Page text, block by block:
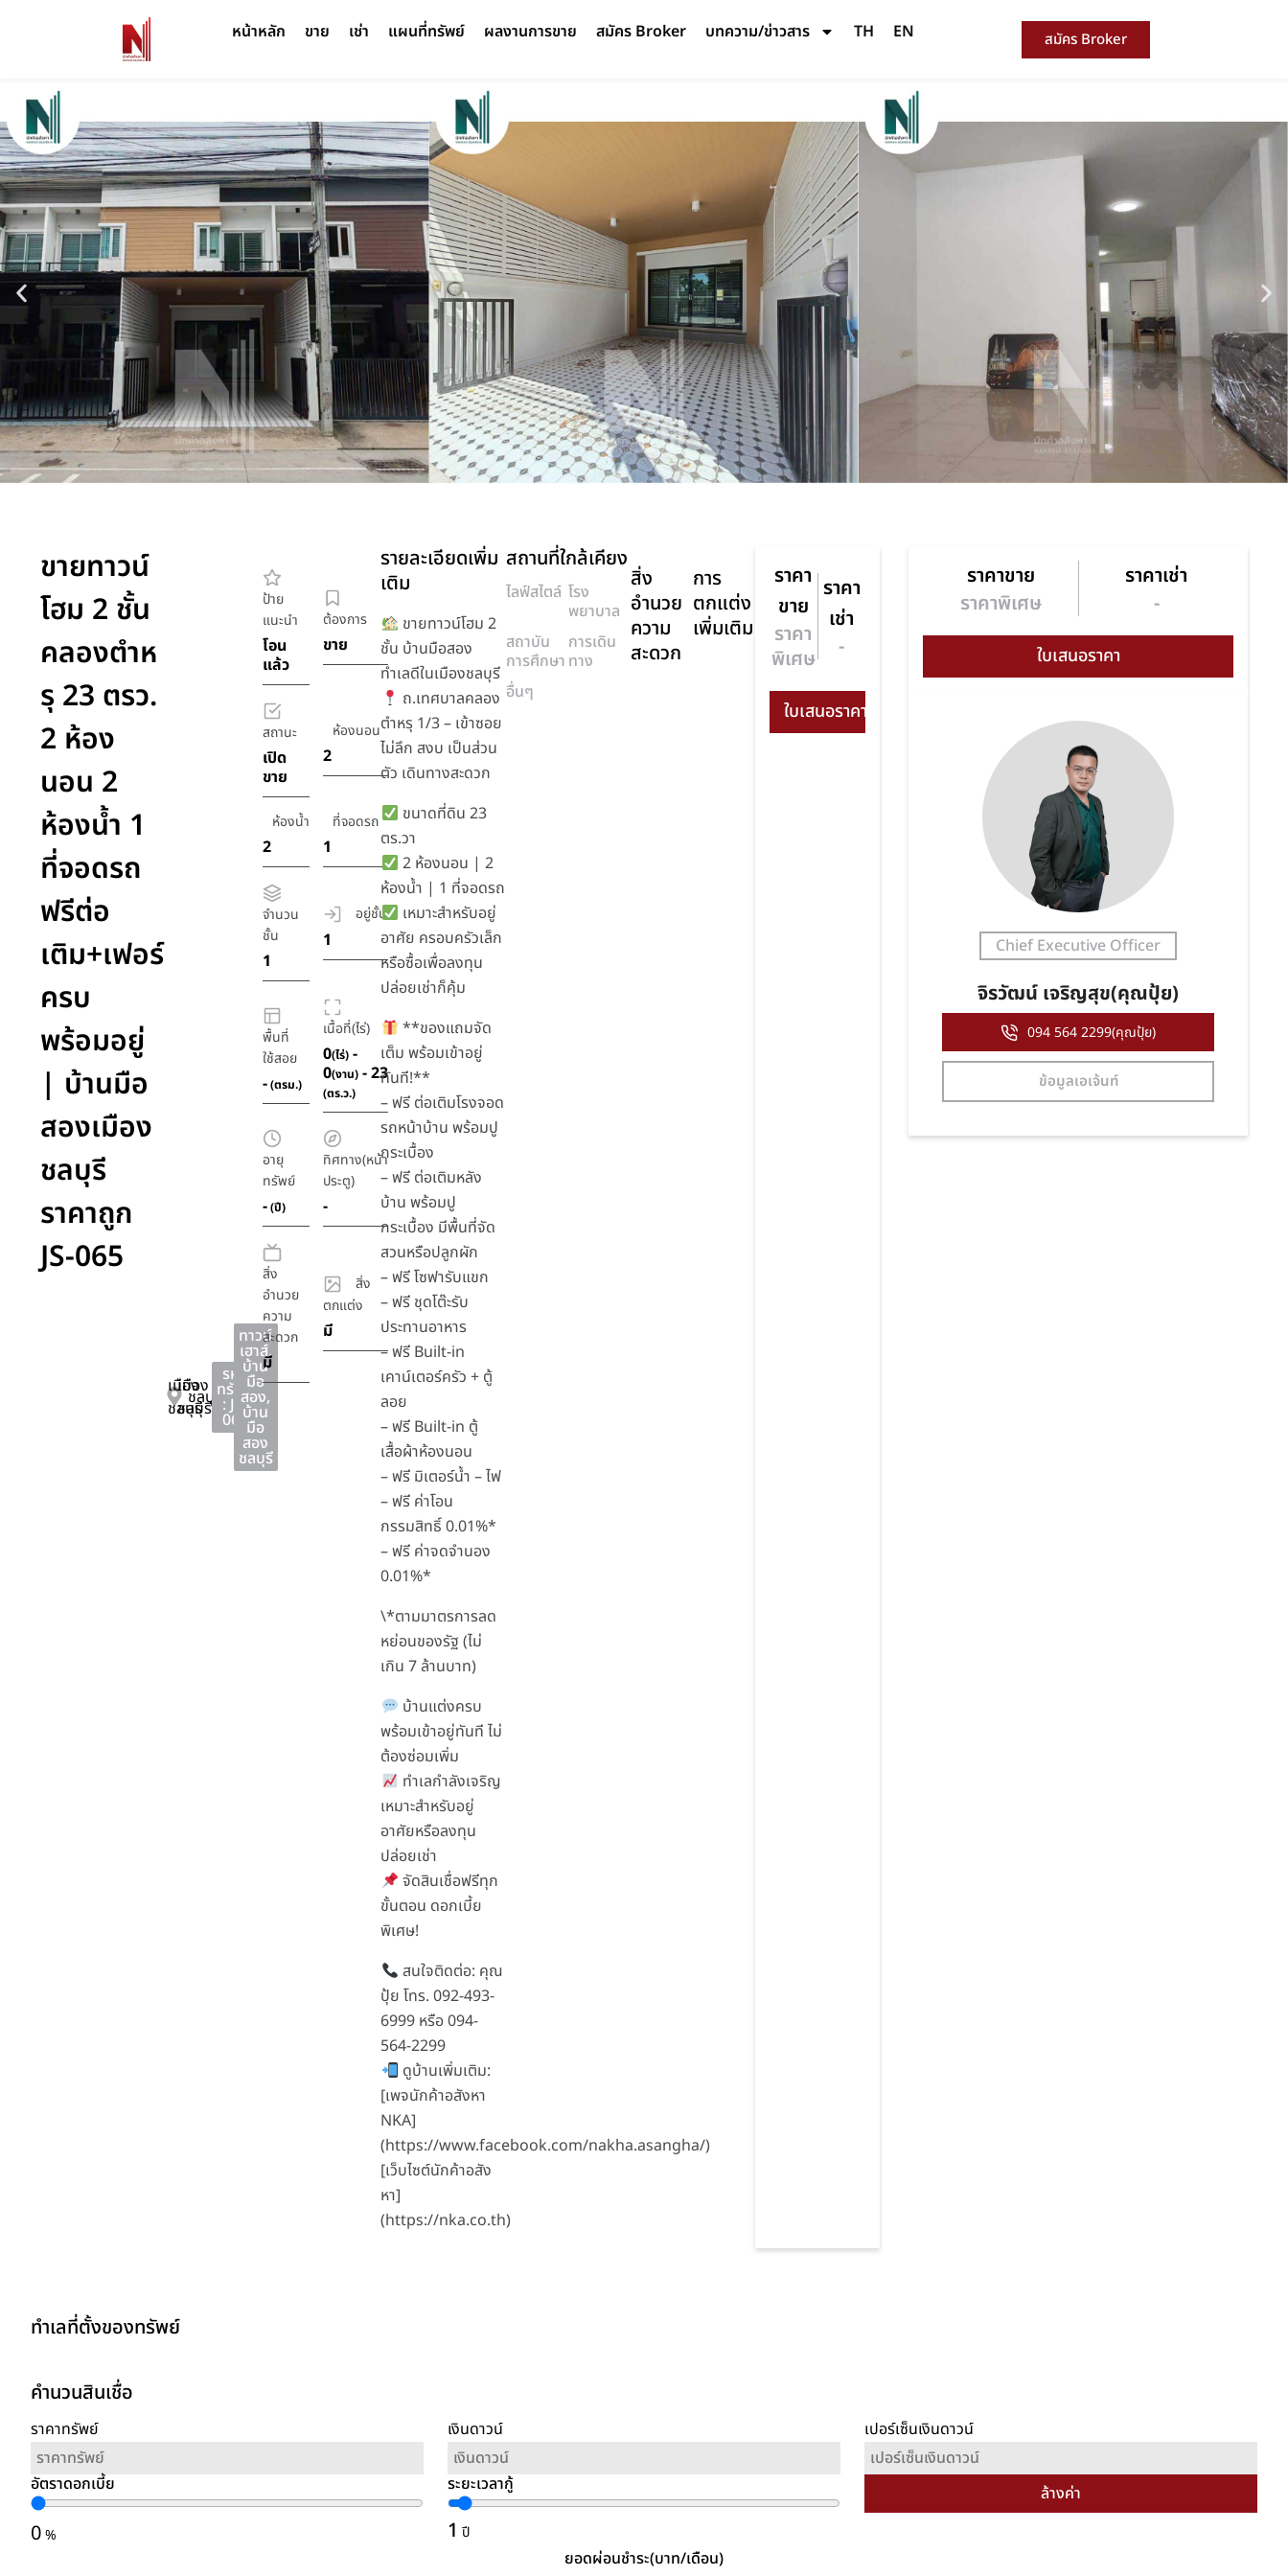
หน้าหลัก ขาย เช่า แผนที่ทรัพย์ ผลงานการขาย สมัคร Broker บทความ/ข่าวสาร TH EN สมัคร Broker
ขายทาวน์
โฮม 2 ชั้น
คลองตำห
รุ 23 ตรว.
2 ห้อง
นอน 2
ห้องน้ำ 1
ที่จอดรถ
ฟรีต่อ
เติม+เฟอร์
ครบ
พร้อมอยู่
| บ้านมือ
สองเมือง
ชลบุรี
ราคาถูก
JS-065
เมือง
ชลบุรี
เมือง
ชลบุรี
ชลบุรี
รหัส
ทรัพย์
: JS-
065
ทาวน์
เฮาส์,
บ้าน
มือ
สอง,
บ้าน
มือ
สอง
ชลบุรี
ป้าย
แนะนำ
โอน
แล้ว
ต้องการ
ขาย
สถานะ
เปิด
ขาย
ห้องนอน
2
ห้องน้ำ
2
ที่จอดรถ
1
จำนวน
ชั้น
1
อยู่ชั้น
1
พื้นที่
ใช้สอย
-(ตรม.)
เนื้อที่(ไร่)
0(ไร่) -
0(งาน) - 23
(ตร.ว.)
อายุ
ทรัพย์
-(ปี)
ทิศทาง(หน้า
ประตู)
-
สิ่ง
อำนวย
ความ
สะดวก
มี
สิ่ง
ตกแต่ง
มี
รายละเอียดเพิ่ม
เติม
ขายทาวน์โฮม 2
ชั้น บ้านมือสอง
ทำเลดีในเมืองชลบุรี
ถ.เทศบาลคลอง
ตำหรุ 1/3 – เข้าซอย
ไม่ลึก สงบ เป็นส่วน
ตัว เดินทางสะดวก
ขนาดที่ดิน 23
ตร.วา
2 ห้องนอน | 2
ห้องน้ำ | 1 ที่จอดรถ
เหมาะสำหรับอยู่
อาศัย ครอบครัวเล็ก
หรือซื้อเพื่อลงทุน
ปล่อยเช่าก็คุ้ม
**ของแถมจัด
เต็ม พร้อมเข้าอยู่
ทันที!**
– ฟรี ต่อเติมโรงจอด
รถหน้าบ้าน พร้อมปู
กระเบื้อง
– ฟรี ต่อเติมหลัง
บ้าน พร้อมปู
กระเบื้อง มีพื้นที่จัด
สวนหรือปลูกผัก
– ฟรี โซฟารับแขก
– ฟรี ชุดโต๊ะรับ
ประทานอาหาร
– ฟรี Built-in
เคาน์เตอร์ครัว + ตู้
ลอย
– ฟรี Built-in ตู้
เสื้อผ้าห้องนอน
– ฟรี มิเตอร์น้ำ – ไฟ
– ฟรี ค่าโอน
กรรมสิทธิ์ 0.01%*
– ฟรี ค่าจดจำนอง
0.01%*
\*ตามมาตรการลด
หย่อนของรัฐ (ไม่
เกิน 7 ล้านบาท)
บ้านแต่งครบ
พร้อมเข้าอยู่ทันที ไม่
ต้องซ่อมเพิ่ม
ทำเลกำลังเจริญ
เหมาะสำหรับอยู่
อาศัยหรือลงทุน
ปล่อยเช่า
จัดสินเชื่อฟรีทุก
ขั้นตอน ดอกเบี้ย
พิเศษ!
สนใจติดต่อ: คุณ
ปุ้ย โทร. 092-493-
6999 หรือ 094-
564-2299
ดูบ้านเพิ่มเติม:
[เพจนักค้าอสังหา
NKA]
(https://www.facebook.com/nakha.asangha/)
[เว็บไซต์นักค้าอสัง
หา]
(https://nka.co.th)
สถานที่ใกล้เคียง
ไลฟ์สไตล์ โรง
พยาบาล
สถาบัน
การศึกษา
การเดิน
ทาง
อื่นๆ
สิ่ง
อำนวย
ความ
สะดวก
การ
ตกแต่ง
เพิ่มเติม
ราคา
ขาย
ราคา
พิเศษ
ราคา
เช่า
-
ราคาขาย
ราคาพิเศษ
ราคาเช่า
-
Chief Executive Officer
จิรวัฒน์ เจริญสุข(คุณปุ้ย)
094 564 2299(คุณปุ้ย)
ข้อมูลเอเจ้นท์
ทำเลที่ตั้งของทรัพย์
คำนวนสินเชื่อ
ราคาทรัพย์ เงินดาวน์ เปอร์เซ็นเงินดาวน์
อัตราดอกเบี้ย
0%
ระยะเวลากู้
1 ปี
ล้างค่า
ยอดผ่อนชำระ(บาท/เดือน)